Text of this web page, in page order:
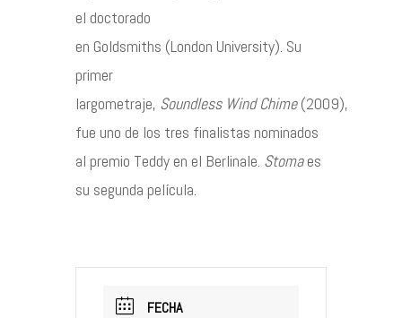
el doctorado
en Goldsmiths (London University). Su
primer
largometraje, Soundless Wind Chime(2009),
fue uno de los tres finalistas nominados
al premio Teddy en el Berlinale. Stomaes
su segunda película.
FECHA